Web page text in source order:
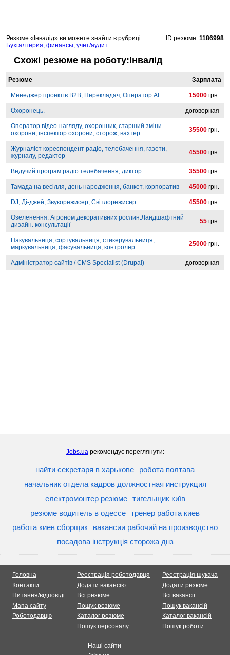
Резюме «Інвалід» ви можете знайти в рубриці
Бухгалтерия, финансы, учет/аудит
ID резюме: 1186998
Схожі резюме на роботу:Інвалід
Резюме Зарплата
Менеджер проектів B2B, Перекладач, Оператор AI 15000 грн.
Охоронець. договорная
Оператор відео-нагляду, охоронник, старший зміни
охорони, інспектор охорони, сторож, вахтер.
35500 грн.
Журналіст кореспондент радіо, телебачення, газети,
журналу, редактор
45500 грн.
Ведучий програм радіо телебачення, диктор. 35500 грн.
Тамада на весілля, день народження, банкет, корпоратив 45000 грн.
DJ, Ді-джей, Звукорежисер, Світлорежисер 45500 грн.
Озеленення. Агроном декоративних рослин.Ландшафтний
дизайн. консультації
55 грн.
Пакувальниця, сортувальниця, стикерувальниця,
маркувальниця, фасувальниця, контролер.
25000 грн.
Адміністратор сайтів / CMS Specialist (Drupal) договорная
Jobs.uaрекомендує переглянути:
найти секретаря в харькове
робота полтава
начальник отдела кадров должностная инструкция
електромонтер резюме
тигельщик київ
резюме водитель в одессе тренер работа киев
работа киев сборщик
вакансии рабочий на производство
посадова інструкція сторожа днз
Головна
Контакти
Питання/відповіді
Мапа сайту
Роботодавцю
Реестрація роботодавця
Додати вакансію
Всі резюме
Пошук резюме
Каталог резюме
Пошук персоналу
Реестрація шукача
Додати резюме
Всі вакансії
Пошук вакансій
Каталог вакансій
Пошук роботи
Наші сайти